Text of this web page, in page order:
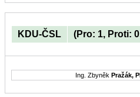
KDU-ČSL (Pro: 1, Proti:
Ing. Zbyněk Pražák,